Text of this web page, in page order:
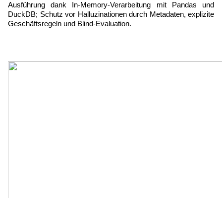
Ausführung dank In-Memory-Verarbeitung mit Pandas und
DuckDB; Schutz vor Halluzinationen durch Metadaten, explizite
Geschäftsregeln und Blind-Evaluation.